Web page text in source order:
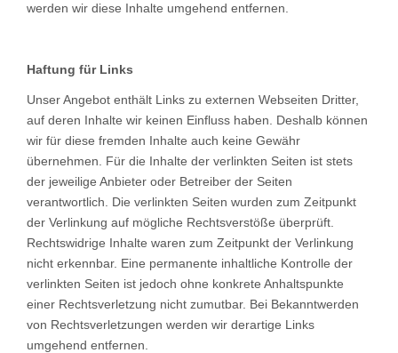
werden wir diese Inhalte umgehend entfernen.
Haftung für Links
Unser Angebot enthält Links zu externen Webseiten Dritter,
auf deren Inhalte wir keinen Einfluss haben. Deshalb können
wir für diese fremden Inhalte auch keine Gewähr
übernehmen. Für die Inhalte der verlinkten Seiten ist stets
der jeweilige Anbieter oder Betreiber der Seiten
verantwortlich. Die verlinkten Seiten wurden zum Zeitpunkt
der Verlinkung auf mögliche Rechtsverstöße überprüft.
Rechtswidrige Inhalte waren zum Zeitpunkt der Verlinkung
nicht erkennbar. Eine permanente inhaltliche Kontrolle der
verlinkten Seiten ist jedoch ohne konkrete Anhaltspunkte
einer Rechtsverletzung nicht zumutbar. Bei Bekanntwerden
von Rechtsverletzungen werden wir derartige Links
umgehend entfernen.